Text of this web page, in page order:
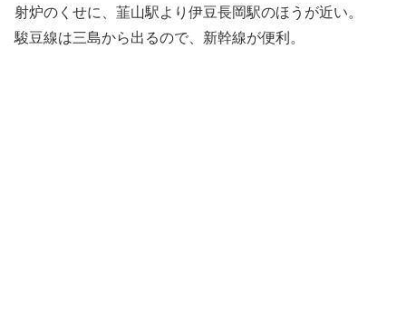
射炉のくせに、韮山駅より伊豆長岡駅のほうが近い。
駿豆線は三島から出るので、新幹線が便利。